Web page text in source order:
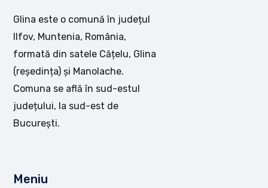
Glina este o comună în județul
Ilfov, Muntenia, România,
formată din satele Cățelu, Glina
(reședința) și Manolache.
Comuna se află în sud-estul
județului, la sud-est de
București.
Meniu